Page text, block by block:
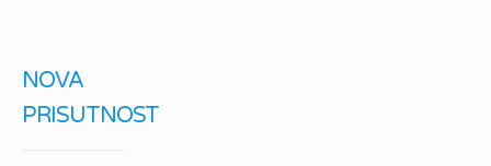
NOVA
PRISUTNOST